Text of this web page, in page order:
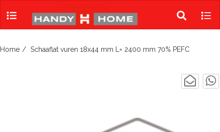
Toggle
search
Home Schaaflat vuren 18x44 mm L= 2400 mm 70% PEFC